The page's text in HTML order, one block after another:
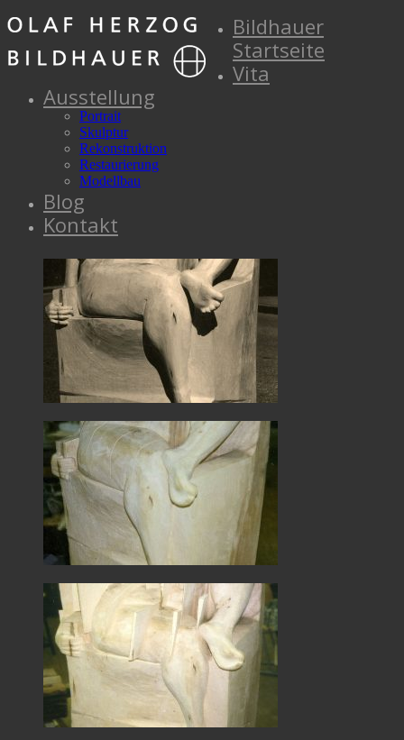
Bildhauer
Startseite
Vita
Ausstellung
Portrait
Skulptur
Rekonstruktion
Restaurierung
Modellbau
Blog
Kontakt